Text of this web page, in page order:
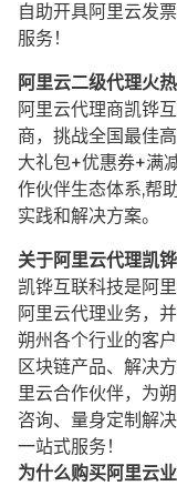
自助开具阿里云发
服务！
阿里云二级代理火
阿里云代理商凯铧
商，挑战全国最佳
大礼包+优惠券+满
作伙伴生态体系,帮
实践和解决方案。
关于阿里云代理凯铧
凯铧互联科技是阿
阿里云代理业务，
朔州各个行业的客
区块链产品、解决
里云合作伙伴，为
咨询、量身定制解
一站式服务！
为什么购买阿里云